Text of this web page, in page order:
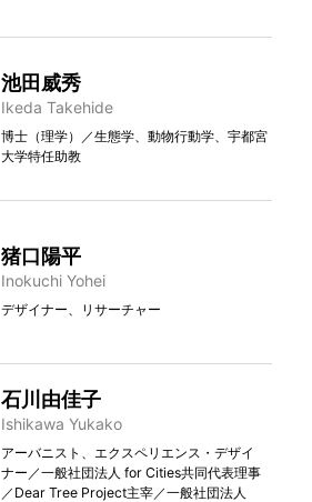
池田威秀
Ikeda Takehide
博士（理学）／生態学、動物行動学、宇都宮
大学特任助教
猪口陽平
Inokuchi Yohei
デザイナー、リサーチャー
石川由佳子
Ishikawa Yukako
アーバニスト、エクスペリエンス・デザイ
ナー／一般社団法人 for Cities共同代表理事
／Dear Tree Project主宰／一般社団法人